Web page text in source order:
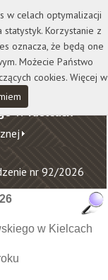
w Kielcach
nr 92/2026
w Kielcach
w celach optymalizacji
Korzystanie z
oznacza, że będą one
Możecie Państwo
cookies. Więcej w